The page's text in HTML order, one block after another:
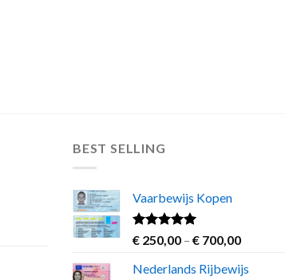
BEST SELLING
Vaarbewijs Kopen
Rated4.63
out of 5
€250,00 – €700,00Price
€ 250,00
Nederlands Rijbewijs